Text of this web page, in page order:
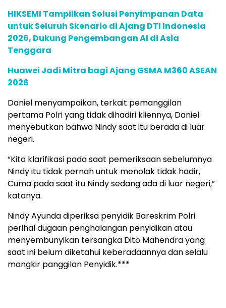
HIKSEMI Tampilkan Solusi Penyimpanan Data
untuk Seluruh Skenario di Ajang DTI Indonesia
2026, Dukung Pengembangan AI di Asia
Tenggara
Huawei Jadi Mitra bagi Ajang GSMA M360 ASEAN
2026
Daniel menyampaikan, terkait pemanggilan
pertama Polri yang tidak dihadiri kliennya, Daniel
menyebutkan bahwa Nindy saat itu berada di luar
negeri.
“Kita klarifikasi pada saat pemeriksaan sebelumnya
Nindy itu tidak pernah untuk menolak tidak hadir,
Cuma pada saat itu Nindy sedang ada di luar negeri,”
katanya.
Nindy Ayunda diperiksa penyidik Bareskrim Polri
perihal dugaan penghalangan penyidikan atau
menyembunyikan tersangka Dito Mahendra yang
saat ini belum diketahui keberadaannya dan selalu
mangkir panggilan Penyidik.***